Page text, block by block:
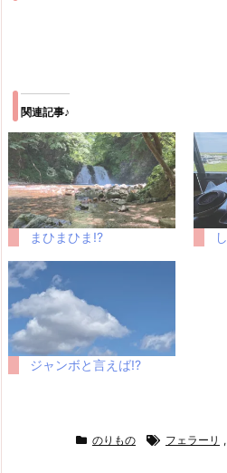
関連記事♪
まひまひま!?
ジャンボと言えば!?
のりもの フェラーリ ,